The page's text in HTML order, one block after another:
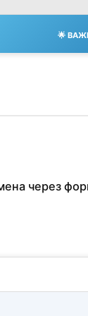
🌟
через